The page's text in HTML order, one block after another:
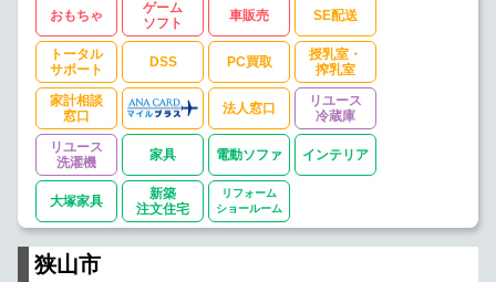
おもちゃ
ゲーム
ソフト
車販売 SE配送
トータル
サポート
DSS PC買取
授乳室・
搾乳室
家計相談
窓口
法人窓口
リユース
冷蔵庫
リユース
洗濯機
家具 電動ソファ インテリア
大塚家具
新築
注文住宅
リフォーム
ショールーム
狭山市